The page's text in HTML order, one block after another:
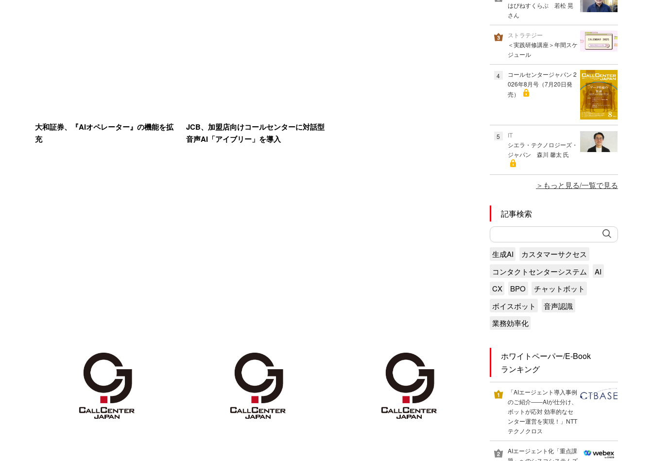
大和証券、『AIオペレーター』の機能を拡
充
JCB、加盟店向けコールセンターに対話型
音声AI「アイブリー」を導入
はぴねすくらぶ 若松 晃
さん
ストラテジー
＜実践研修講座＞年間スケ
ジュール
4
コールセンタージャパン 2
026年8月号（7月20日発
売）
5
IT
シエラ・テクノロジーズ・
ジャパン 森川 馨太 氏
もっと見る/一覧で見る
記事検索
生成AI
カスタマーサクセス
コンタクトセンターシステム
AI
CX
BPO
チャットボット
ボイスボット
音声認識
業務効率化
ホワイトペーパー/E-Book
ランキング
「AIエージェント導入事例
のご紹介――AIが仕分け、
ボットが応対 効率的なセ
ンター運営を実現！」NTT
テクノクロス
AIエージェント化「重点課